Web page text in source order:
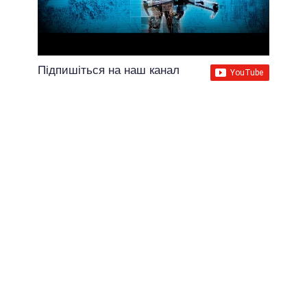
Підпишіться на наш канал